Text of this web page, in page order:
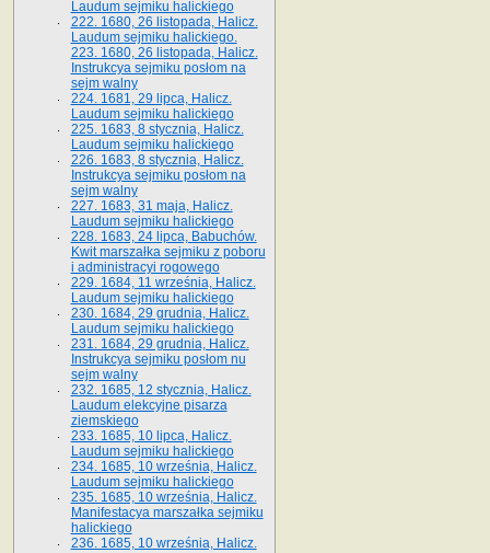
Laudum sejmiku halickiego
222. 1680, 26 listopada, Halicz.
Laudum sejmiku halickiego.
223. 1680, 26 listopada, Halicz.
Instrukcya sejmiku posłom na
sejm walny
224. 1681, 29 lipca, Halicz.
Laudum sejmiku halickiego
225. 1683, 8 stycznia, Halicz.
Laudum sejmiku halickiego
226. 1683, 8 stycznia, Halicz.
Instrukcya sejmiku posłom na
sejm walny
227. 1683, 31 maja, Halicz.
Laudum sejmiku halickiego
228. 1683, 24 lipca, Babuchów.
Kwit marszałka sejmiku z poboru
i administracyi rogowego
229. 1684, 11 września, Halicz.
Laudum sejmiku halickiego
230. 1684, 29 grudnia, Halicz.
Laudum sejmiku halickiego
231. 1684, 29 grudnia, Halicz.
Instrukcya sejmiku posłom nu
sejm walny
232. 1685, 12 stycznia, Halicz.
Laudum elekcyjne pisarza
ziemskiego
233. 1685, 10 lipca, Halicz.
Laudum sejmiku halickiego
234. 1685, 10 września, Halicz.
Laudum sejmiku halickiego
235. 1685, 10 września, Halicz.
Manifestacya marszałka sejmiku
halickiego
236. 1685, 10 września, Halicz.